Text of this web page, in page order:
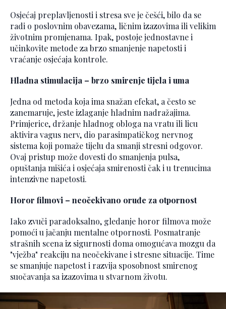
Osjećaj preplavljenosti i stresa sve je češći, bilo da se
radi o poslovnim obavezama, ličnim izazovima ili velikim
životnim promjenama. Ipak, postoje jednostavne i
učinkovite metode za brzo smanjenje napetosti i
vraćanje osjećaja kontrole.
Hladna stimulacija – brzo smirenje tijela i uma
Jedna od metoda koja ima snažan efekat, a često se
zanemaruje, jeste izlaganje hladnim nadražajima.
Primjerice, držanje hladnog obloga na vratu ili licu
aktivira vagus nerv, dio parasimpatičkog nervnog
sistema koji pomaže tijelu da smanji stresni odgovor.
Ovaj pristup može dovesti do smanjenja pulsa,
opuštanja mišića i osjećaja smirenosti čak i u trenucima
intenzivne napetosti.
Horor filmovi – neočekivano oruđe za otpornost
Iako zvuči paradoksalno, gledanje horor filmova može
pomoći u jačanju mentalne otpornosti. Posmatranje
strašnih scena iz sigurnosti doma omogućava mozgu da
"vježba" reakciju na neočekivane i stresne situacije. Time
se smanjuje napetost i razvija sposobnost smirenog
suočavanja sa izazovima u stvarnom životu.